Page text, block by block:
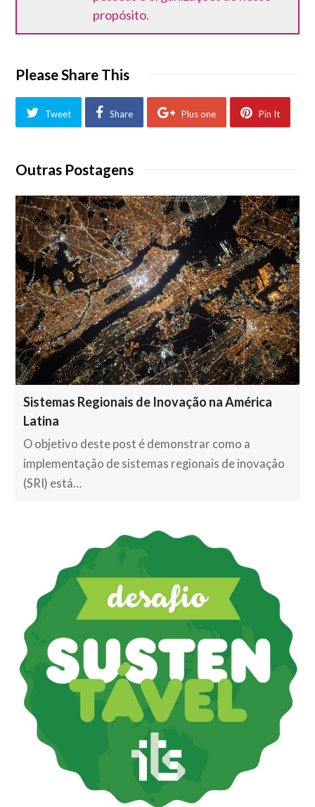
propósito.
Please Share This
Tweet Share Plus one Pin It
Outras Postagens
Sistemas Regionais de Inovação na América
Latina
O objetivo deste post é demonstrar como a
implementação de sistemas regionais de inovação
(SRI) está…